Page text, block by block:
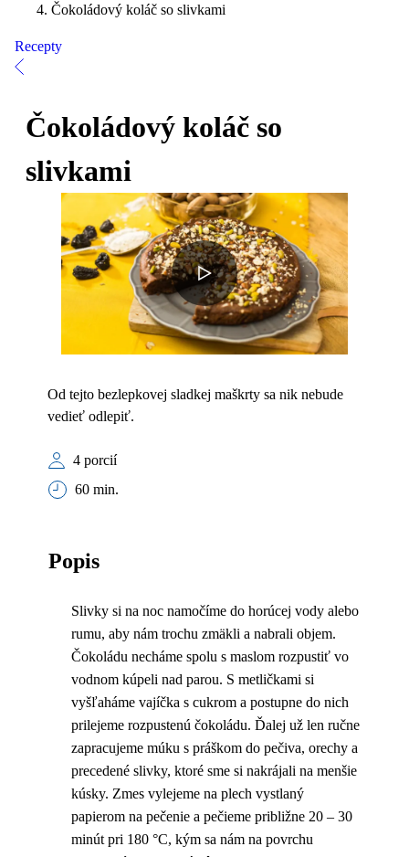
Čokoládový koláč so slivkami
Recepty
Čokoládový koláč so
slivkami
Od tejto bezlepkovej sladkej maškrty sa nik nebude
vedieť odlepiť.
4 porcií
60 min.
Popis
Slivky si na noc namočíme do horúcej vody alebo
rumu, aby nám trochu zmäkli a nabrali objem.
Čokoládu necháme spolu s maslom rozpustiť vo
vodnom kúpeli nad parou. S metličkami si
vyšľaháme vajíčka s cukrom a postupne do nich
prilejeme rozpustenú čokoládu. Ďalej už len ručne
zapracujeme múku s práškom do pečiva, orechy a
precedené slivky, ktoré sme si nakrájali na menšie
kúsky. Zmes vylejeme na plech vystlaný
papierom na pečenie a pečieme približne 20 – 30
minút pri 180 °C, kým sa nám na povrchu